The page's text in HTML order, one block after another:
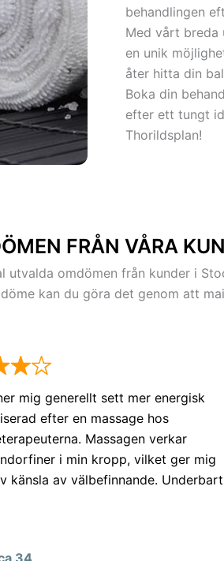
Orvar Odds Väg,
Polhemsgatan,
Rålambsvägen,
Snoilskyvägen,
Flemminggatan,
Fridhemsgatan,
Gjutargatan,
Vitalisvägen,
behandlingen
Med vårt breda
en unik
åter hitta din
Boka din
efter ett tungt
Thorildsplan!
FRÅN VÅRA
utvalda omdömen från kunder i
kan du göra det genom att
mig generellt sett mer energisk
efter en massage hos
Massagen verkar
i min kropp, vilket ger mig
känsla av välbefinnande.